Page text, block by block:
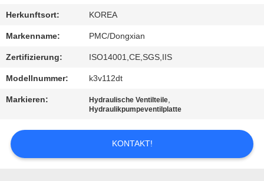
SIE
UNS
FORDERN
SIE
ZITAT
Herkunftsort: KOREA
Markenname: PMC/Dongxian
Zertifizierung: ISO14001,CE,SGS,IIS
Modellnummer: k3v112dt
Markieren: Hydraulische Ventilteile,
Hydraulikpumpeventilplatte
KONTAKT!